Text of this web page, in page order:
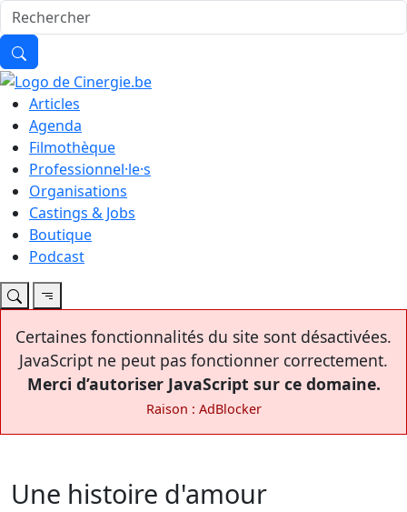
Articles
Agenda
Filmothèque
Professionnel·le·s
Organisations
Castings & Jobs
Boutique
Podcast
Certaines fonctionnalités du site sont désactivées.
JavaScript ne peut pas fonctionner correctement.
Merci d’autoriser JavaScript sur ce domaine.
Raison : AdBlocker
Une histoire d'amour